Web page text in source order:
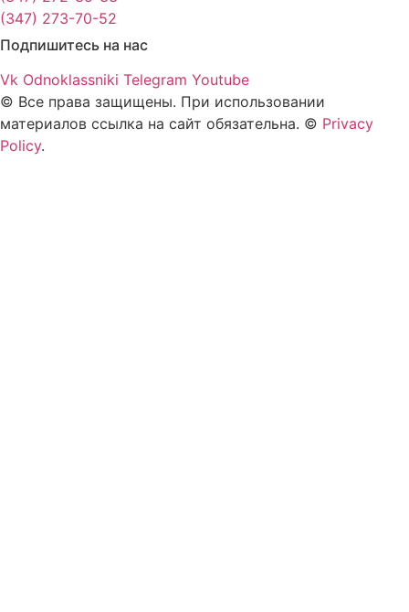
(347) 273-70-52
Подпишитесь на нас
Vk Odnoklassniki Telegram Youtube
© Все права защищены. При использовании
материалов ссылка на сайт обязательна. © Privacy
Policy.